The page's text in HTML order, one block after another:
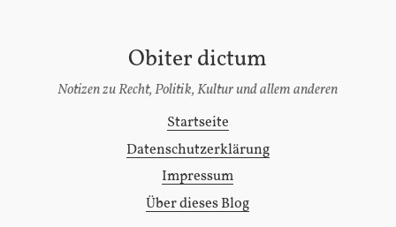
springen]
Obiter dictum
Notizen zu Recht, Politik, Kultur und allem anderen
Hauptmenü
Startseite
Datenschutzerklärung
Impressum
Über dieses Blog